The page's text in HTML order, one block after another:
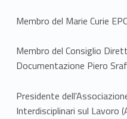
Membro del Marie Curie
Membro del Consiglio
Documentazione Piero
Presidente
Interdisciplinari sul Lavoro